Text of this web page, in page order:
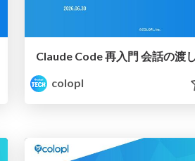
colopl